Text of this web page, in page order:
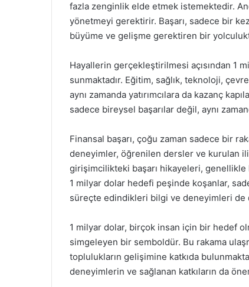
fazla zenginlik elde etmek istemektedir.
yönetmeyi gerektirir. Başarı, sadece bir
büyüme ve gelişme gerektiren bir
Hayallerin gerçekleştirilmesi açısından 1
sunmaktadır. Eğitim, sağlık, teknoloji,
aynı zamanda yatırımcılara da kazanç
sadece bireysel başarılar değil, aynı
Finansal başarı, çoğu zaman sadece bir
deneyimler, öğrenilen dersler ve kurulan
girişimcilikteki başarı hikayeleri, genellikle
1 milyar dolar hedefi peşinde koşanlar,
süreçte edindikleri bilgi ve deneyimleri de
1 milyar dolar, birçok insan için bir hedef
simgeleyen bir semboldür. Bu rakama
toplulukların gelişimine katkıda
deneyimlerin ve sağlanan katkıların da